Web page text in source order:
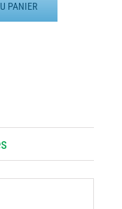
PANIER